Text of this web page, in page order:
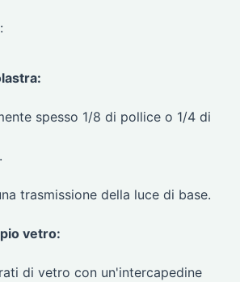
spesso 1/8 di pollice o 1/4 di
trasmissione della luce di base.
vetro:
di vetro con un'intercapedine